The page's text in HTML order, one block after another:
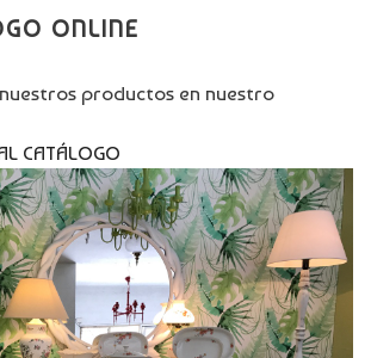
ONLINE
productos en nuestro
CATÁLOGO